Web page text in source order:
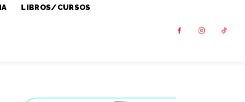
LIBROS/CURSOS